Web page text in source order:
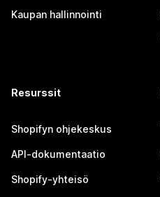
Kaupan hallinnointi
Resurssit
Shopifyn ohjekeskus
API-dokumentaatio
Shopify-yhteisö